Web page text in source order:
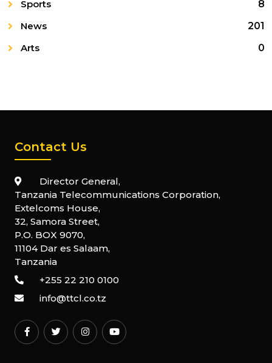
Sports
8
News
201
Arts
0
Contact Us
Director General,
Tanzania Telecommunications Corporation,
Extelcoms House,
32, Samora Street,
P.O. BOX 9070,
11104 Dar es Salaam,
Tanzania
+255 22 210 0100
info@ttcl.co.tz